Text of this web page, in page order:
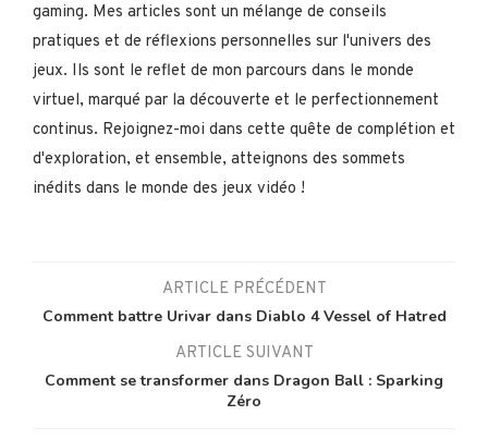
gaming. Mes articles sont un mélange de conseils
pratiques et de réflexions personnelles sur l'univers des
jeux. Ils sont le reflet de mon parcours dans le monde
virtuel, marqué par la découverte et le perfectionnement
continus. Rejoignez-moi dans cette quête de complétion et
d'exploration, et ensemble, atteignons des sommets
inédits dans le monde des jeux vidéo !
ARTICLE PRÉCÉDENT
Comment battre Urivar dans Diablo 4 Vessel of Hatred
ARTICLE SUIVANT
Comment se transformer dans Dragon Ball : Sparking
Zéro